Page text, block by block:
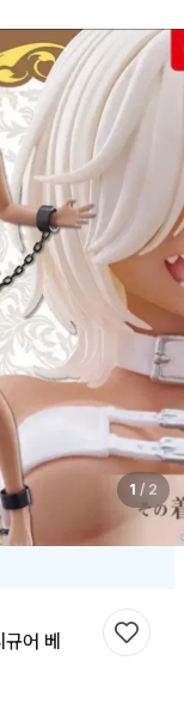
1 / 2
어 베
찜하기